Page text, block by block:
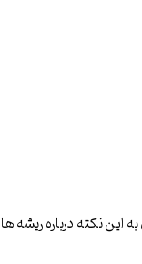
این نکته درباره ریشه ها